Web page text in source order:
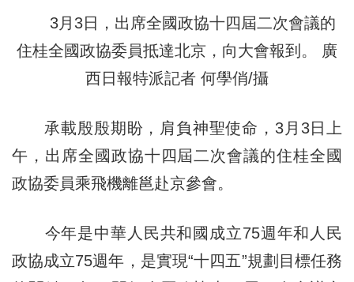
3月3日，出席全國政協十四屆二次會議的
住桂全國政協委員抵達北京，向大會報到。 廣
西日報特派記者 何學俏/攝
承載殷殷期盼，肩負神聖使命，3月3日上
午，出席全國政協十四屆二次會議的住桂全國
政協委員乘飛機離邕赴京參會。
今年是中華人民共和國成立75週年和人民
政協成立75週年，是實現“十四五”規劃目標任務